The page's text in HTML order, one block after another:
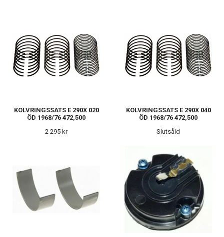
KOLVRINGSSATS E 290X 020
ÖD 1968/76 472,500
2 295 kr
KOLVRINGSSATS E 290X 040
ÖD 1968/76 472,500
Slutsåld